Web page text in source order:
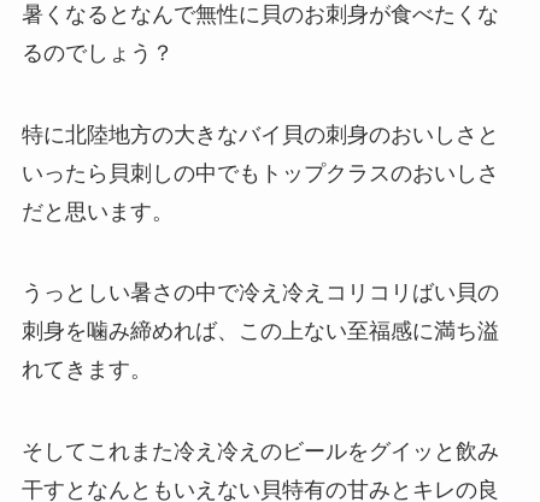
暑くなるとなんで無性に貝のお刺身が食べたくな
るのでしょう？
特に北陸地方の大きなバイ貝の刺身のおいしさと
いったら貝刺しの中でもトップクラスのおいしさ
だと思います。
うっとしい暑さの中で冷え冷えコリコリばい貝の
刺身を噛み締めれば、この上ない至福感に満ち溢
れてきます。
そしてこれまた冷え冷えのビールをグイッと飲み
干すとなんともいえない貝特有の甘みとキレの良